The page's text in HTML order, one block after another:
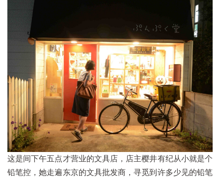
这是间下午五点才营业的文具店，店主樱井有纪从小就是个
铅笔控，她走遍东京的文具批发商，寻觅到许多少见的铅笔